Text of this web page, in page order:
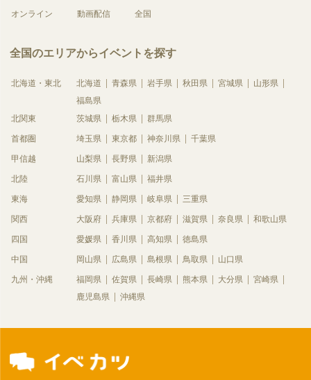
オンライン 動画配信 全国
全国のエリアからイベントを探す
北海道・東北 北海道 青森県 岩手県 秋田県 宮城県
山形県
福島県
北関東
茨城県 栃木県 群馬県
首都圏 埼玉県 東京都 神奈川県 千葉県
甲信越 山梨県 長野県 新潟県
北陸 石川県 富山県 福井県
東海 愛知県 静岡県 岐阜県 三重県
関西 大阪府 兵庫県 京都府 滋賀県 奈良県 和歌山県
四国 愛媛県 香川県 高知県 徳島県
中国 岡山県 広島県 島根県 鳥取県 山口県
九州・沖縄 福岡県 佐賀県 長崎県 熊本県 大分県
宮崎県
鹿児島県
沖縄県